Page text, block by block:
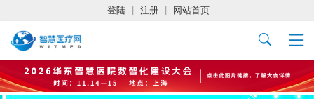
登陆 注册 网站首页